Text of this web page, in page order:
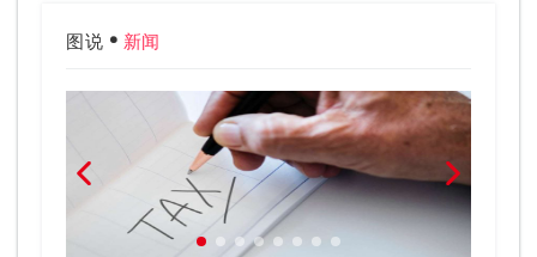
图说 新闻